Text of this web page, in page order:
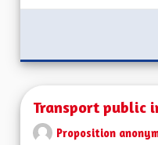
Transport public
Proposition